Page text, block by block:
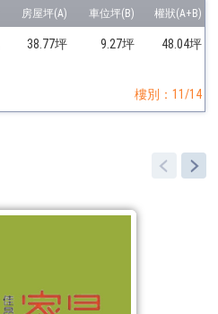
38.77坪 9.27坪 48.04坪
樓別：11/14